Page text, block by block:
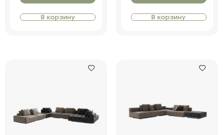
В корзину В корзину